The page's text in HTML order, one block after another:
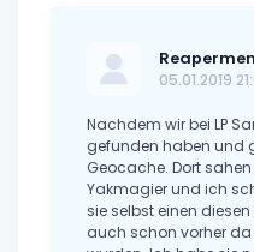
Reapermen
05.01.2019
Nachdem wir bei LP
gefunden haben und
Geocache. Dort
Yakmagier und ich
sie selbst einen
auch schon vorher